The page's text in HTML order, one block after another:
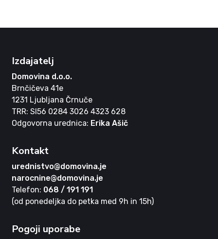
Izdajatelj
Domovina d.o.o.
Brnčičeva 41e
1231 Ljubljana Črnuče
TRR: SI56 0284 3026 4323 628
Odgovorna urednica: Erika Ašič
Kontakt
urednistvo@domovina.je
narocnine@domovina.je
Telefon: 068 / 191 191
(od ponedeljka do petka med 9h in 15h)
Pogoji uporabe